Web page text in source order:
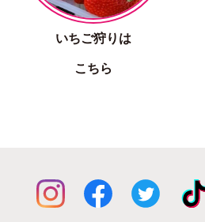
いちご狩りは
こちら